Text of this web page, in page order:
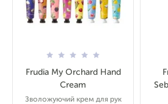
Frudia My Orchard Hand
Cream
Зволожуючий крем для рук